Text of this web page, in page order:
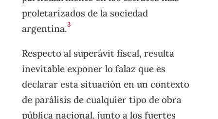
proletarizados de la sociedad
argentina.3
Respecto al superávit fiscal, resulta
inevitable exponer lo falaz que es
declarar esta situación en un contexto
de parálisis de cualquier tipo de obra
pública nacional, junto a los fuertes